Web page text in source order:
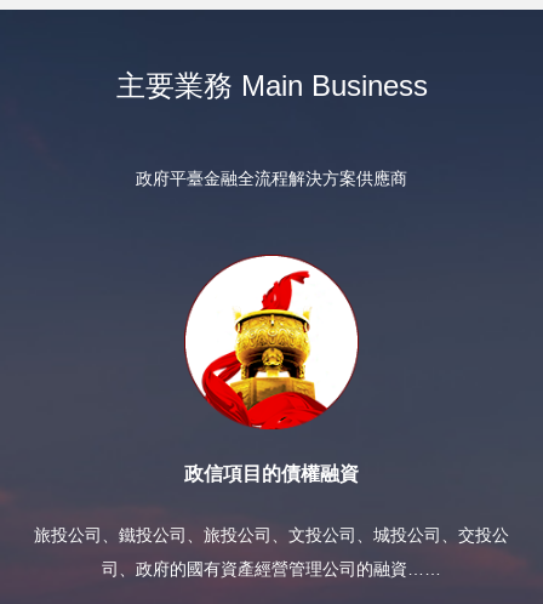
主要業務 Main Business
政府平臺金融全流程解決方案供應商
政信項目的債權融資
旅投公司、鐵投公司、旅投公司、文投公司、城投公司、交投公
司、政府的國有資產經營管理公司的融資……